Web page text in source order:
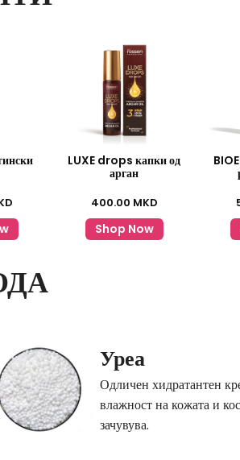
LUXE drops капки од
арган
400.00 MKD
Shop Now
Уреа
Одличен хидратантен
влажност на кожата и
зачувува.